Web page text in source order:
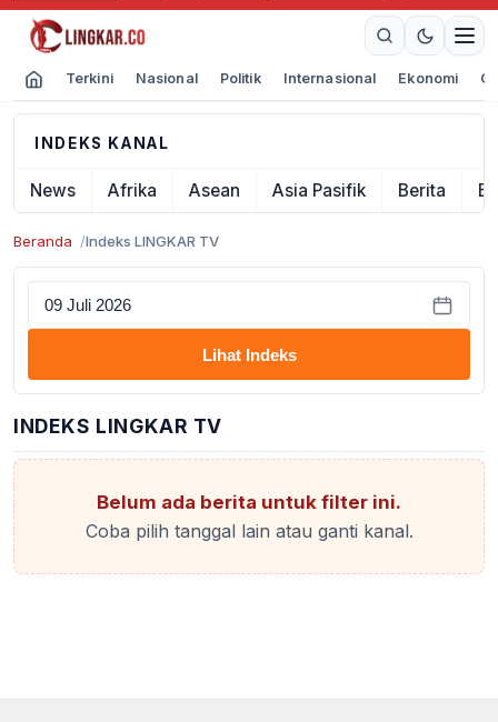
Terkini Nasional Politik Internasional Ekonomi
INDEKS KANAL
News Afrika Asean Asia Pasifik Berita
Beranda Indeks LINGKAR TV
Lihat Indeks
INDEKS LINGKAR TV
Belum ada berita untuk filter ini.
Coba pilih tanggal lain atau ganti kanal.